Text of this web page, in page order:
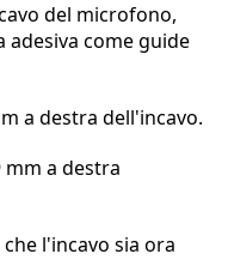
del microfono,
adesiva come guide
a destra dell'incavo.
mm a destra
l'incavo sia ora